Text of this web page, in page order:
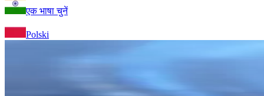
एक भाषा चुनें
Polski